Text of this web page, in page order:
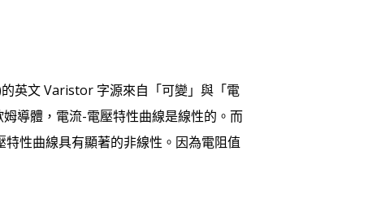
英文 Varistor 字源來自「可變」與「電
導體，電流-電壓特性曲線是線性的。而
性曲線具有顯著的非線性。因為電阻值